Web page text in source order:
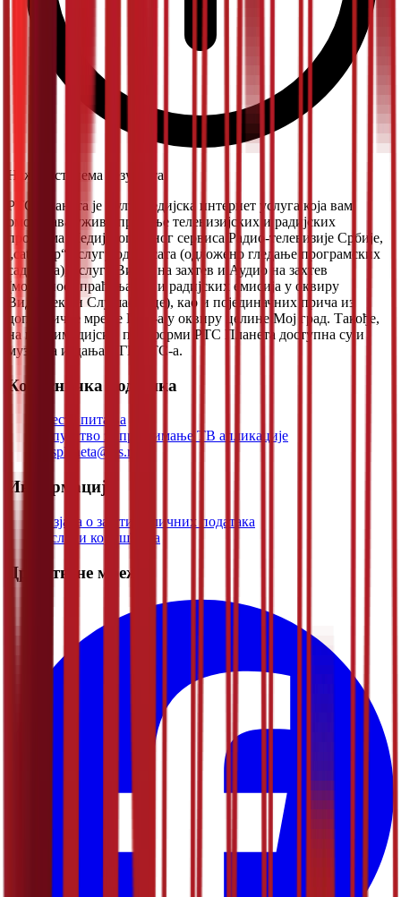
Нажалост, нема резултата.
РТС Планета је мултимедијска интернет услуга која вам
омогућава уживо праћење телевизијских и радијских
програма Медијског јавног сервиса Радио-телевизије Србије,
„catch up“ услугу од 72 сата (одложено гледање програмских
садржаја), услуге Видео на захтев и Аудио на захтев
(могућност праћења ТВ и радијских емисија у оквиру
Видеотеке и Слушаонице), као и појединачних прича из
дописничке мреже РТС-а у оквиру целине Мој град. Такође,
на мултимедијској платформи РТС Планета доступна су и
музичка издања ПГП РТС-а.
Корисничка подршка
Честа питања
Упутство за преузимање ТВ апликације
rtsplaneta@rts.rs
Информације
Изјава о заштити личних података
Услови коришћења
Друштвене мреже